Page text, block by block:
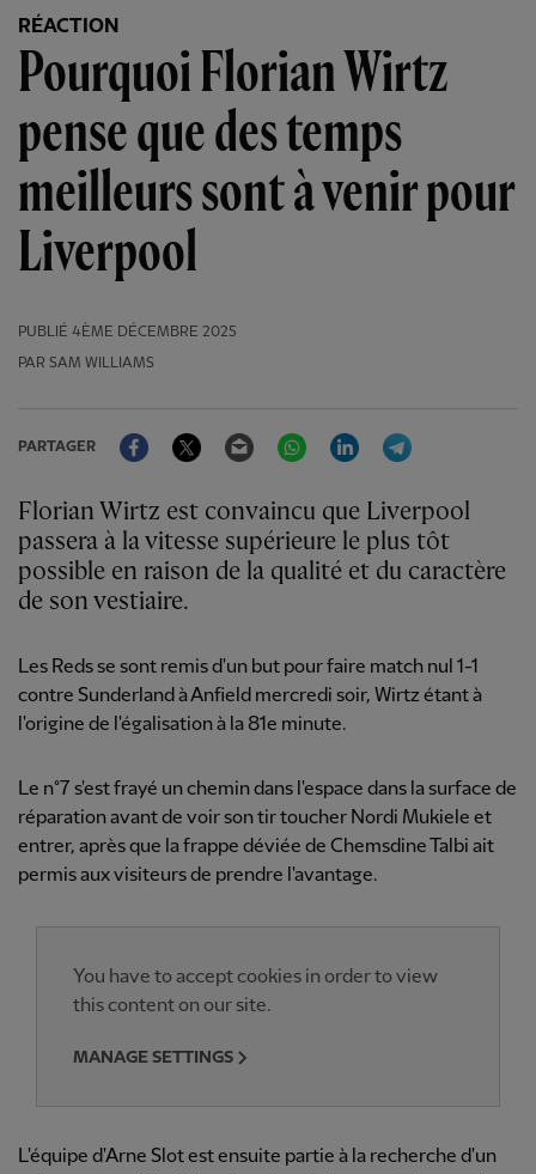
RÉACTION
Pourquoi Florian Wirtz
pense que des temps
meilleurs sont à venir pour
Liverpool
PUBLIÉ 4ÈME DÉCEMBRE 2025
PAR SAM WILLIAMS
PARTAGER
FacebookTwitter Email WhatsAppLinkedIn
Florian Wirtz est convaincu que Liverpool
passera à la vitesse supérieure le plus tôt
possible en raison de la qualité et du caractère
de son vestiaire.
Les Reds se sont remis d'un but pour faire match nul 1-1
contre Sunderland à Anfield mercredi soir, Wirtz étant à
l'origine de l'égalisation à la 81e minute.
Le n°7 s'est frayé un chemin dans l'espace dans la surface de
réparation avant de voir son tir toucher Nordi Mukiele et
entrer, après que la frappe déviée de Chemsdine Talbi ait
permis aux visiteurs de prendre l'avantage.
You have to accept cookies in order to view
this content on our site.
MANAGE SETTINGS
L'équipe d'Arne Slot est ensuite partie à la recherche d'un